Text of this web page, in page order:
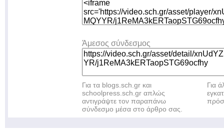
Άμεσος σύνδεσμος
Για τα blogs.sch.gr και
schoolpress.sch.gr απλώς
αντιγράψτε τον παραπάνω
σύνδεσμο μέσα στο άρθρο σας.
Για